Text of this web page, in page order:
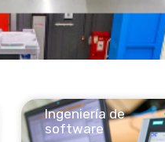
Ingeniería de
software